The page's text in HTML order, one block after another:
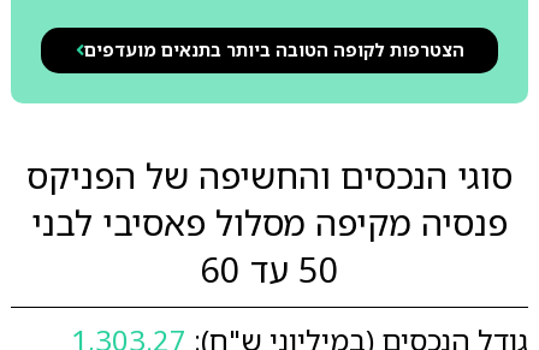
הצטרפות לקופה הטובה ביותר בתנאים מועדפים
סוגי הנכסים והחשיפה של הפניקס
פנסיה מקיפה מסלול פאסיבי לבני
50 עד 60
גודל הנכסים (במיליוני ש"ח): 1,303.27